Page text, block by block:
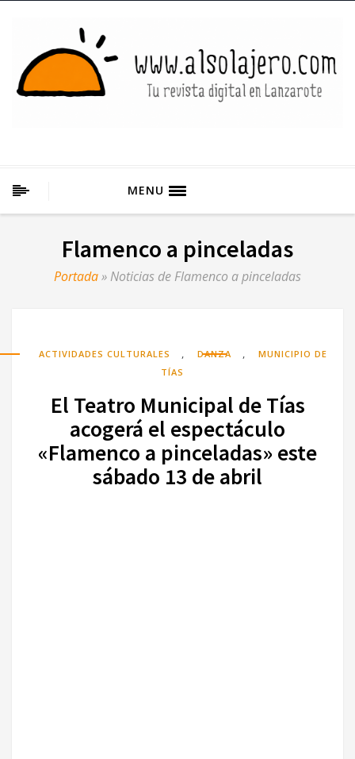
MENU
Flamenco a pinceladas
Portada» Noticias de Flamenco a pinceladas
ACTIVIDADES CULTURALES , DANZA ,
MUNICIPIO DE
TÍAS
El Teatro Municipal de Tías
acogerá el espectáculo
«Flamenco a pinceladas» este
sábado 13 de abril